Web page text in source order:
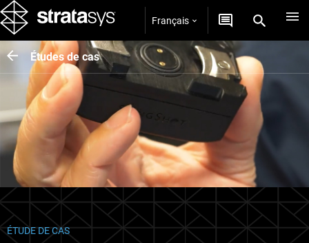
Français
Études de cas
ÉTUDE DE CAS